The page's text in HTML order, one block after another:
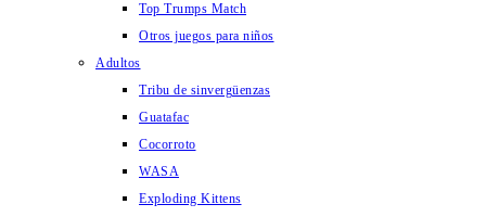
Top Trumps Match
Otros juegos para niños
Adultos
Tribu de sinvergüenzas
Guatafac
Cocorroto
WASA
Exploding Kittens